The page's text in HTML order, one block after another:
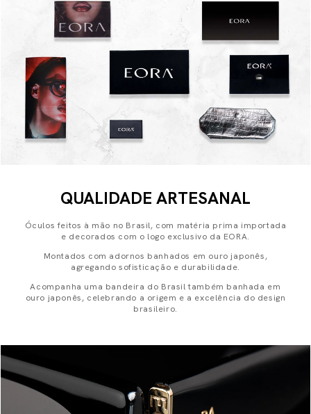
QUALIDADE ARTESANAL
Óculos feitos à mão no Brasil, com matéria prima importada
e decorados com o logo exclusivo da EORA.
Montados com adornos banhados em ouro japonês,
agregando sofisticação e durabilidade.
Acompanha uma bandeira do Brasil também banhada em
ouro japonês, celebrando a origem e a excelência do design
brasileiro.